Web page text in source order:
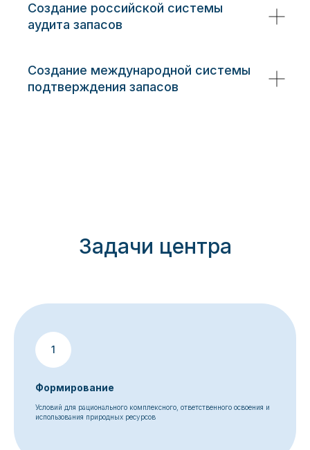
Создание российской системы
аудита запасов
Создание международной системы
подтверждения запасов
Задачи центра
Формирование
Условий для рационального комплексного, ответственного освоения и
использования природных ресурсов